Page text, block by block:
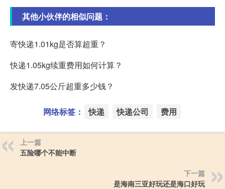
其他小伙伴的相似问题：
寄快递1.01kg是否算超重？
快递1.05kg续重费用如何计算？
发快递7.05公斤超重多少钱？
网络标签： 快递 快递公司 费用
上一篇
五险哪个不能中断
下一篇
是海南三亚好玩还是海口好玩